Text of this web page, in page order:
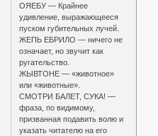
ОЯЕБУ — Крайнее
удивление, выражающееся
пуском губительных лучей.
ЖЕПЬ ЕБРИЛО — ничего не
означает, но звучит как
ругательство.
ЖЫВТОНЕ — «животное»
или «животные».
СМОТРИ БАЛЕТ, СУКА! —
фраза, по видимому,
призванная подавить волю и
указать читателю на его